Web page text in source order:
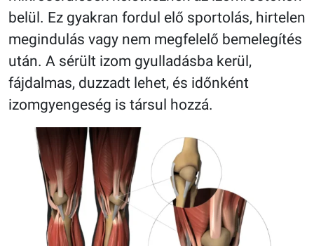
belül. Ez gyakran fordul elő sportolás, hirtelen
megindulás vagy nem megfelelő bemelegítés
után. A sérült izom gyulladásba kerül,
fájdalmas, duzzadt lehet, és időnként
izomgyengeség is társul hozzá.